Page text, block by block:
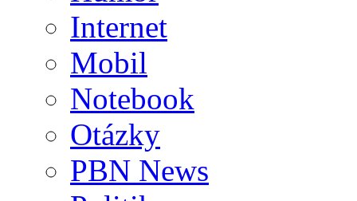
Internet
Mobil
Notebook
Otázky
PBN News